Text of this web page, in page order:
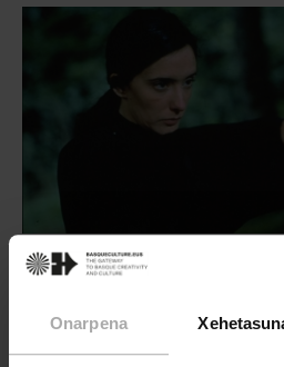
Onarpena
ZINEMA ETA IKUS-ENTZUNEZKOAK
begietatik
Euskal Herriko gatazkak aztarna